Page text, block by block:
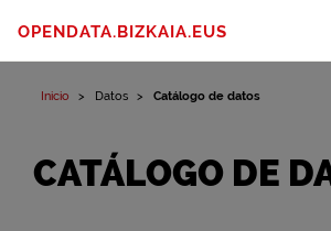
OPENDATA.BIZKAIA.EUS
Inicio Datos Catálogo de datos
CATÁLOGO DE